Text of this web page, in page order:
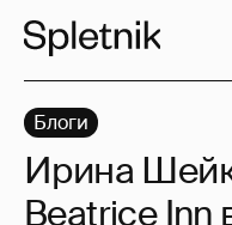
Блоги
Ирина
Beatrice